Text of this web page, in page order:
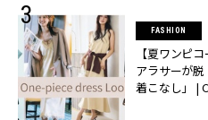
FASHION
【夏ワンピ
アラサーが
着こなし」 |